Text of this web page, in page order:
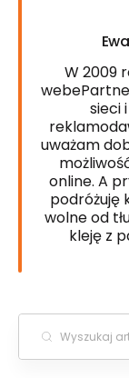
W 2009
sieci
uważam
online. A
podróżuję
wolne od
kleję z